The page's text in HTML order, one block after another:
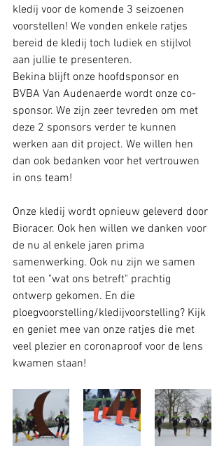
kledij voor de komende 3 seizoenen
voorstellen! We vonden enkele ratjes
bereid de kledij toch ludiek en stijlvol
aan jullie te presenteren.
Bekina blijft onze hoofdsponsor en
BVBA Van Audenaerde wordt onze co-
sponsor. We zijn zeer tevreden om met
deze 2 sponsors verder te kunnen
werken aan dit project. We willen hen
dan ook bedanken voor het vertrouwen
in ons team!
Onze kledij wordt opnieuw geleverd door
Bioracer. Ook hen willen we danken voor
de nu al enkele jaren prima
samenwerking. Ook nu zijn we samen
tot een "wat ons betreft" prachtig
ontwerp gekomen. En die
ploegvoorstelling/kledijvoorstelling? Kijk
en geniet mee van onze ratjes die met
veel plezier en coronaproof voor de lens
kwamen staan!